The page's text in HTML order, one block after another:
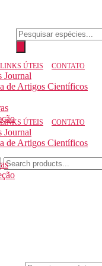
Pesquisar
produtos
Journal
de Artigos Científicos
LINKS ÚTEIS CONTATO
Journal
de Artigos Científicos
LINKS ÚTEIS CONTATO